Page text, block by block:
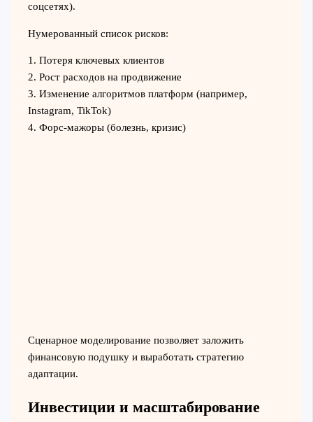
соцсетях).
Нумерованный список рисков:
1. Потеря ключевых клиентов
2. Рост расходов на продвижение
3. Изменение алгоритмов платформ (например,
Instagram, TikTok)
4. Форс-мажоры (болезнь, кризис)
Сценарное моделирование позволяет заложить
финансовую подушку и выработать стратегию
адаптации.
Инвестиции и масштабирование